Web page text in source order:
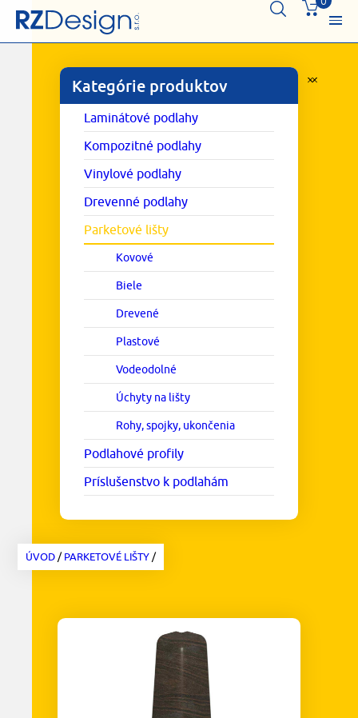
Kategórie produktov
Laminátové podlahy
Kompozitné podlahy
Vinylové podlahy
Drevenné podlahy
Parketové lišty
Kovové
Biele
Drevené
Plastové
Vodeodolné
Úchyty na lišty
Rohy, spojky, ukončenia
Podlahové profily
Príslušenstvo k podlahám
ÚVOD/PARKETOVÉ LIŠTY/